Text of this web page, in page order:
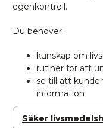
egenkontroll.
Du behöver:
kunskap om
rutiner för att
se till att
information
Säker